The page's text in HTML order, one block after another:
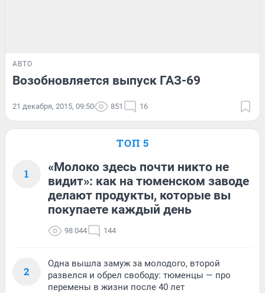
АВТО
Возобновляется выпуск ГАЗ-69
21 декабря, 2015, 09:50 851 16
ТОП 5
1
«Молоко здесь почти никто не
видит»: как на тюменском заводе
делают продукты, которые вы
покупаете каждый день
98 044 144
2
Одна вышла замуж за молодого, второй
развелся и обрел свободу: тюменцы — про
перемены в жизни после 40 лет